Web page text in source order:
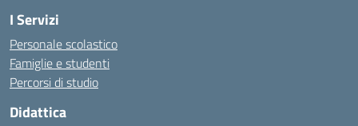
I Servizi
Personale scolastico
Famiglie e studenti
Percorsi di studio
Didattica